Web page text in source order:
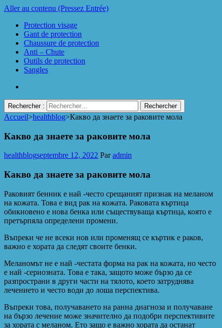
Aller au contenu (Pressez Entrée)
Protection visage
Gant de protection
Chaussure de protection
Anti – Chute
Outils de protection
Sangles
Rechercher :
Accueil>healthblog>Какво да знаете за раковите мола
Какво да знаете за раковите мола
healthblogseptembre 12, 2022 Paradmin
Какво да знаете за раковите мола
Раковият бенник е най -често срещаният признак на меланом
на кожата. Това е вид рак на кожата. Раковата къртица
обикновено е нова бенка или съществуваща къртица, която е
претърпяла определени промени.
Въпреки че не всеки нов или променящ се къртик е раков,
важно е хората да следят своите бенки.
Меланомът не е най -честата форма на рак на кожата, но често
е най -сериозната. Това е така, защото може бързо да се
разпространи в други части на тялото, което затруднява
лечението и често води до лоша перспектива.
Въпреки това, получаването на ранна диагноза и получаване
на бързо лечение може значително да подобри перспективите
за хората с меланом. Ето защо е важно хората да останат